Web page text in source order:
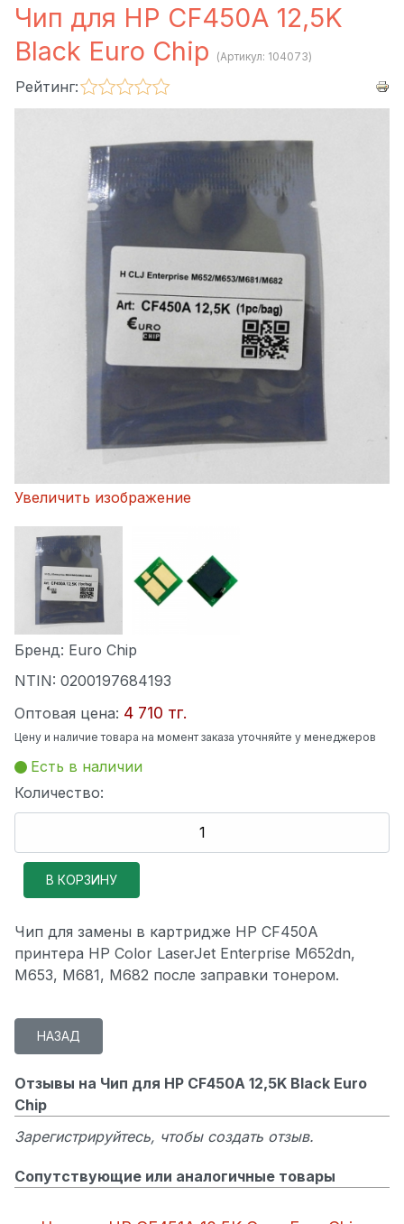
Чип для HP CF450A 12,5K
Black Euro Chip
(Артикул: 104073)
Рейтинг:
Увеличить изображение
Бренд: Euro Chip
NTIN: 0200197684193
Оптовая цена: 4 710 тг.
Цену и наличие товара на момент заказа уточняйте у менеджеров
Есть в наличии
Количество:
Чип для замены в картридже HP CF450A
принтера HP Color LaserJet Enterprise M652dn,
M653, M681, M682 после заправки тонером.
Отзывы на Чип для HP CF450A 12,5K Black Euro
Chip
Зарегистрируйтесь, чтобы создать отзыв.
Сопутствующие или аналогичные товары